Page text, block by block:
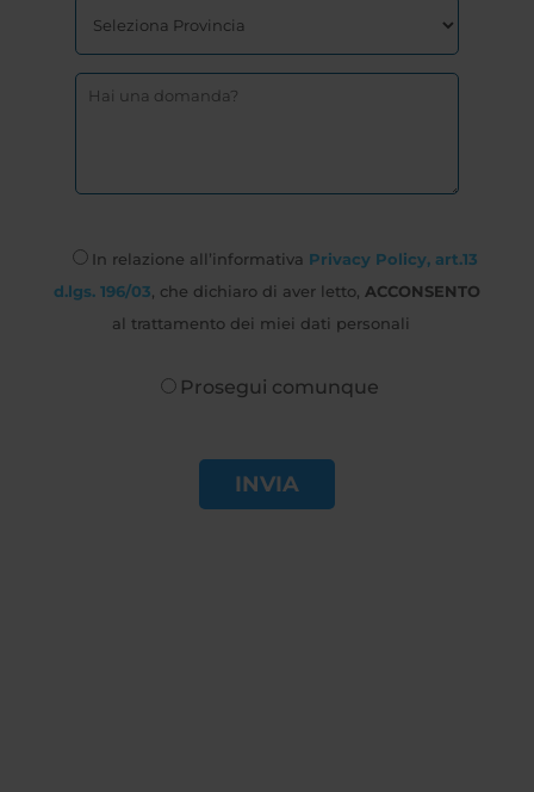
In relazione all’informativa Privacy Policy, art.13
d.lgs. 196/03 , che dichiaro di aver letto, ACCONSENTO
al trattamento dei miei dati personali
Prosegui comunque